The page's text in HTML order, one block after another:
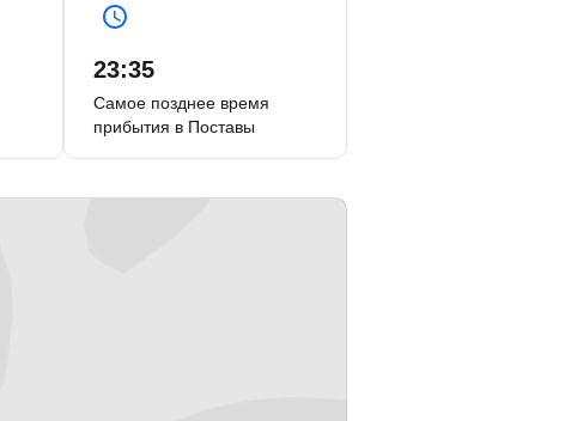
23:35
Самое позднее время
прибытия в Поставы